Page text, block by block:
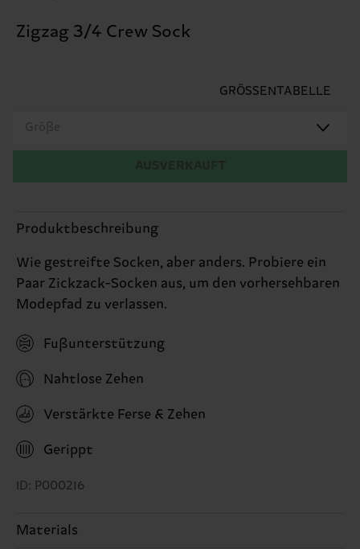
Zigzag 3/4 Crew Sock
GRÖSSENTABELLE
Größe
Produktbeschreibung
Wie gestreifte Socken, aber anders. Probiere ein
Paar Zickzack-Socken aus, um den vorhersehbaren
Modepfad zu verlassen.
Fußunterstützung
Nahtlose Zehen
Verstärkte Ferse & Zehen
Gerippt
ID: P000216
Materials